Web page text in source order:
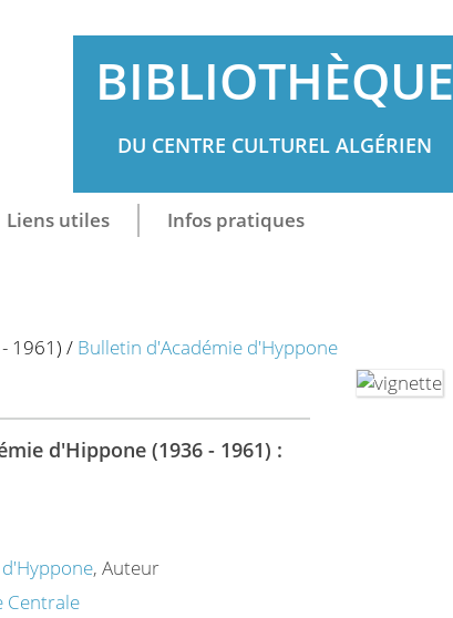
BIBLIOTHÈQUE
DU CENTRE CULTUREL ALGÉRIEN
Liens utiles Infos pratiques
1961) / Bulletin d'Académie d'Hyppone
d'Hippone (1936 - 1961) :
, Auteur
Centrale